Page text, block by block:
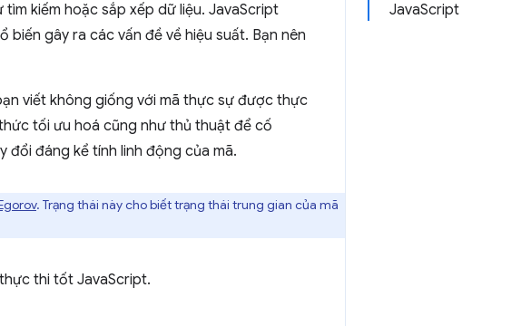
JavaScript
kiếm hoặc sắp xếp dữ liệu. JavaScript
gây ra các vấn đề về hiệu suất. Bạn nên
viết không giống với mã thực sự được thực
tối ưu hoá cũng như thủ thuật để cố
đáng kể tính linh động của mã.
. Trạng thái này cho biết trạng thái trung gian của mã
thi tốt JavaScript.